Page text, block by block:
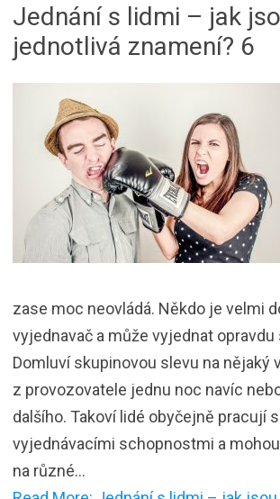
Jednání s lidmi – jak
jednotlivá znamení? 6
zase moc neovládá. Někdo je velmi
vyjednavač a může vyjednat opravdu
Domluví skupinovou slevu na nějaký
z provozovatele jednu noc navíc
dalšího. Takoví lidé obyčejně pracují
vyjednávacími schopnostmi a
na různé…